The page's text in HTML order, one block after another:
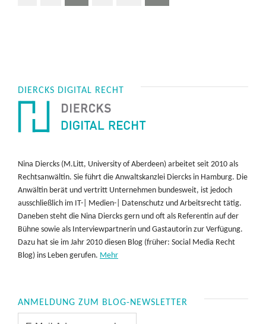
DIERCKS DIGITAL RECHT
Nina Diercks (M.Litt, University of Aberdeen) arbeitet seit 2010 als
Rechtsanwältin. Sie führt die Anwaltskanzlei Diercks in Hamburg. Die
Anwältin berät und vertritt Unternehmen bundesweit, ist jedoch
ausschließlich im IT-| Medien-| Datenschutz und Arbeitsrecht tätig.
Daneben steht die Nina Diercks gern und oft als Referentin auf der
Bühne sowie als Interviewpartnerin und Gastautorin zur Verfügung.
Dazu hat sie im Jahr 2010 diesen Blog (früher: Social Media Recht
Blog) ins Leben gerufen. Mehr
ANMELDUNG ZUM BLOG-NEWSLETTER